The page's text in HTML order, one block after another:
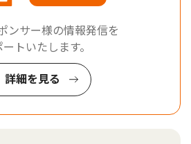
ンサー様の情報発信を
トいたします。
詳細を見る